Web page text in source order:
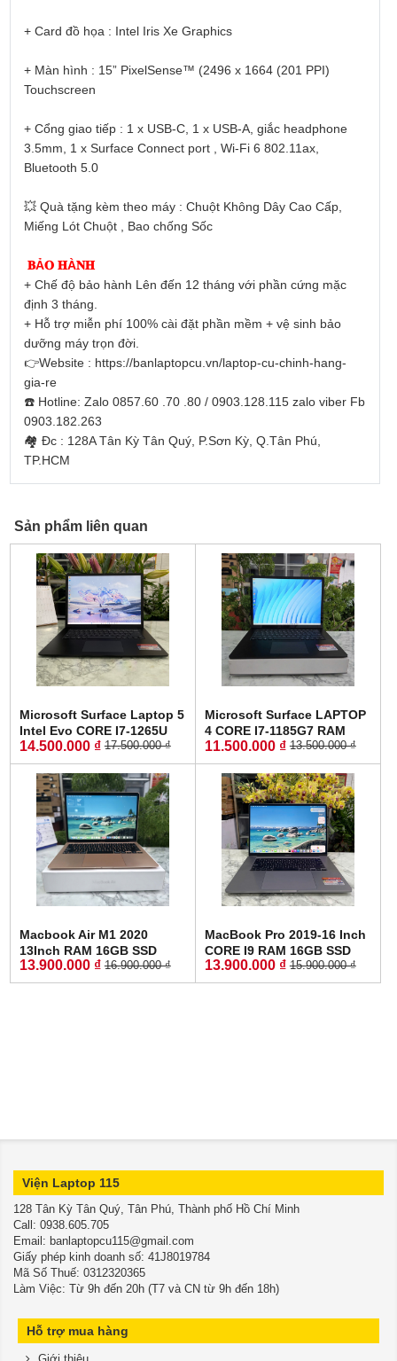
+ Card đồ họa : Intel Iris Xe Graphics
+ Màn hình : 15” PixelSense™ (2496 x 1664 (201 PPI)
Touchscreen
+ Cổng giao tiếp : 1 x USB-C, 1 x USB-A, giắc headphone
3.5mm, 1 x Surface Connect port , Wi-Fi 6 802.11ax,
Bluetooth 5.0
💥 Quà tặng kèm theo máy : Chuột Không Dây Cao Cấp,
Miếng Lót Chuột , Bao chống Sốc
𝐁Ả𝐎 𝐇À𝐍𝐇
+ Chế độ bảo hành Lên đến 12 tháng với phần cứng mặc
định 3 tháng.
+ Hỗ trợ miễn phí 100% cài đặt phần mềm + vệ sinh bảo
dưỡng máy trọn đời.
👉Website : https://banlaptopcu.vn/laptop-cu-chinh-hang-
gia-re
☎️ Hotline: Zalo 0857.60 .70 .80 / 0903.128.115 zalo viber Fb
0903.182.263
🏘 Đc : 128A Tân Kỳ Tân Quý, P.Sơn Kỳ, Q.Tân Phú,
TP.HCM
Sản phẩm liên quan
Microsoft Surface Laptop 5
Intel Evo CORE I7-1265U
RAM 16GB SSD 512GB
MÀN HÌNH : 13.5" Inch QHD
Touch Screen
14.500.000 ₫ 17.500.000 ₫
Microsoft Surface LAPTOP
4 CORE I7-1185G7 RAM
16GB SSD 256GB MÀN
HÌNH : 15" Inch 2K Touch
Screen
11.500.000 ₫ 13.500.000 ₫
Macbook Air M1 2020
13Inch RAM 16GB SSD
512GB (Gold) - New 99%
13.900.000 ₫ 16.900.000 ₫
MacBook Pro 2019-16 Inch
CORE I9 RAM 16GB SSD
1.000GB Radeon Pro
5500M 4GB Touch Bar -
13.900.000 ₫ 15.900.000 ₫
Viện Laptop 115
128 Tân Kỳ Tân Quý, Tân Phú, Thành phố Hồ Chí Minh
​​​​​​​Call: 0938.605.705
Email: banlaptopcu115@gmail.com
Giấy phép kinh doanh số: 41J8019784
Mã Số Thuế: 0312320365
Làm Việc: Từ 9h đến 20h (T7 và CN từ 9h đến 18h)
Hỗ trợ mua hàng